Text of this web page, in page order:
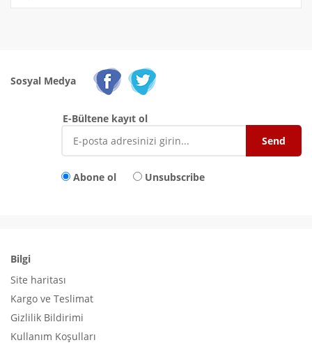
Sosyal Medya
E-Bültene kayıt ol
Abone ol Unsubscribe
Bilgi
Site haritası
Kargo ve Teslimat
Gizlilik Bildirimi
Kullanım Koşulları